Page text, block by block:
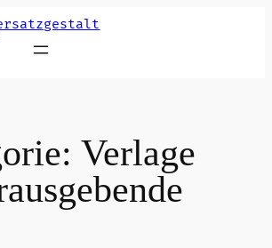
Verlage